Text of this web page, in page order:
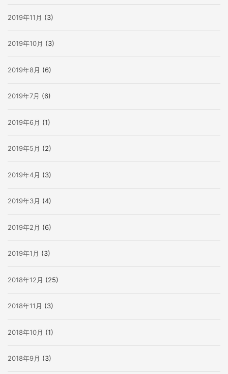
2019年11月 (3)
2019年10月 (3)
2019年8月 (6)
2019年7月 (6)
2019年6月 (1)
2019年5月 (2)
2019年4月 (3)
2019年3月 (4)
2019年2月 (6)
2019年1月 (3)
2018年12月 (25)
2018年11月 (3)
2018年10月 (1)
2018年9月 (3)